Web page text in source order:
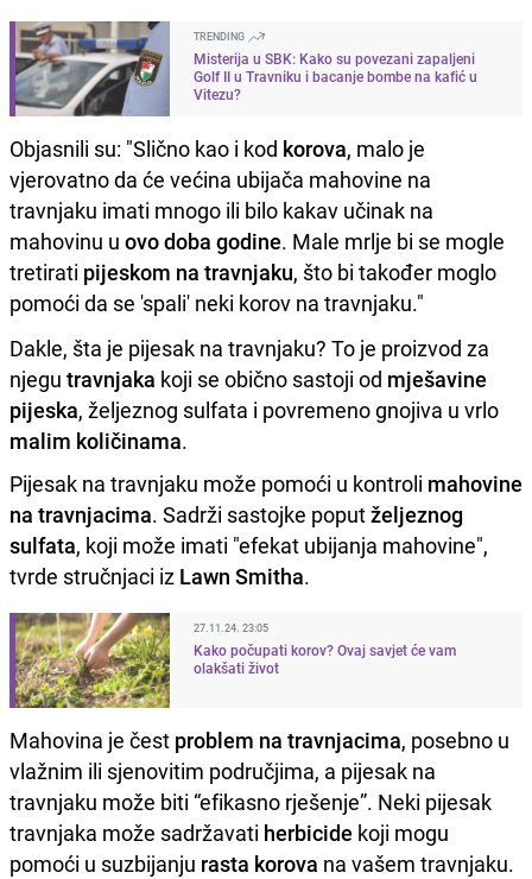
TRENDING
Misterija u SBK: Kako su povezani zapaljeni
Golf II u Travniku i bacanje bombe na kafić u
Vitezu?
Objasnili su: "Slično kao i kod korova, malo je
vjerovatno da će većina ubijača mahovine na
travnjaku imati mnogo ili bilo kakav učinak na
mahovinu u ovo doba godine. Male mrlje bi se mogle
tretirati pijeskom na travnjaku, što bi također moglo
pomoći da se 'spali' neki korov na travnjaku."
Dakle, šta je pijesak na travnjaku? To je proizvod za
njegu travnjaka koji se obično sastoji od mješavine
pijeska, željeznog sulfata i povremeno gnojiva u vrlo
malim količinama.
Pijesak na travnjaku može pomoći u kontroli mahovine
na travnjacima. Sadrži sastojke poputželjeznog
sulfata, koji može imati "efekat ubijanja mahovine",
tvrde stručnjaci iz Lawn Smitha.
27.11.24. 23:05
Kako počupati korov? Ovaj savjet će vam
olakšati život
Mahovina je čest problem na travnjacima, posebno u
vlažnim ili sjenovitim područjima, a pijesak na
travnjaku može biti “efikasno rješenje”. Neki pijesak
travnjaka može sadržavati herbicide koji mogu
pomoći u suzbijanju rasta korova na vašem travnjaku.